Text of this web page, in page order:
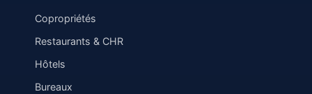
Copropriétés
Restaurants & CHR
Hôtels
Bureaux